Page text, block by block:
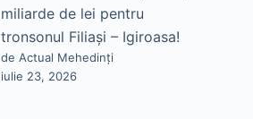
miliarde de lei pentru
tronsonul Filiași – Igiroasa!
de Actual Mehedinți
iulie 23, 2026